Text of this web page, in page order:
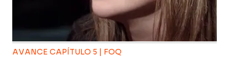
AVANCE CAPÍTULO 5 | FOQ